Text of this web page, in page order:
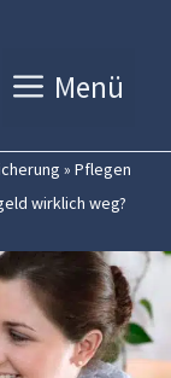
Menü
» Pflegen
wirklich weg?